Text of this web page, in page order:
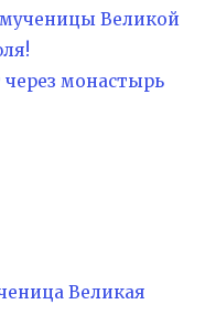
Великой
монастырь
Великая